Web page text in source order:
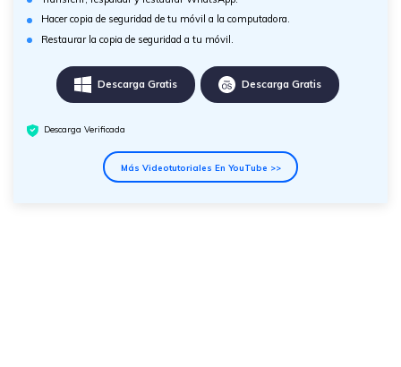
Hacer copia de seguridad de tu móvil a la computadora.
Restaurar la copia de seguridad a tu móvil.
Descarga Gratis Descarga Gratis
Descarga Verificada
Más Videotutoriales En YouTube >>